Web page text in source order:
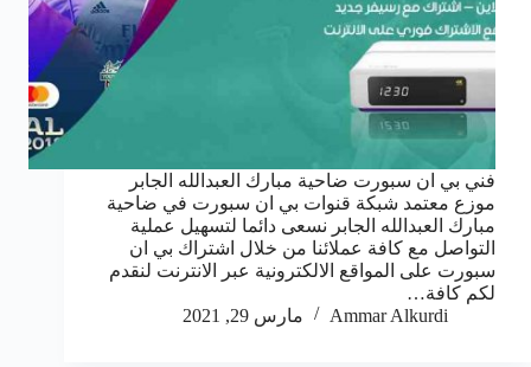
فني بي ان سبورت ضاحية مبارك العبدالله الجابر
موزع معتمد شبكة قنوات بي ان سبورت في ضاحية
مبارك العبدالله الجابر نسعى دائما لتسهيل عملية
التواصل مع كافة عملائنا من خلال اشتراك بي ان
سبورت على المواقع الالكترونية عبر الانترنت لنقدم
لكم كافة…
Ammar Alkurdi
مارس 29, 2021